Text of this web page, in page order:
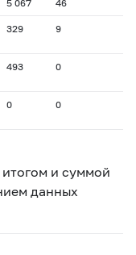
5 067 46
329 9
493 0
0 0
и суммой
данных